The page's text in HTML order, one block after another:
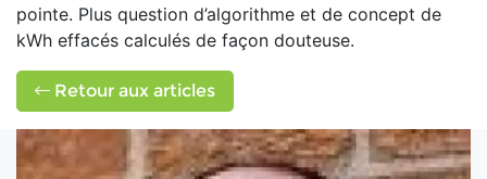
pointe. Plus question d’algorithme et de concept de
kWh effacés calculés de façon douteuse.
Retour aux articles